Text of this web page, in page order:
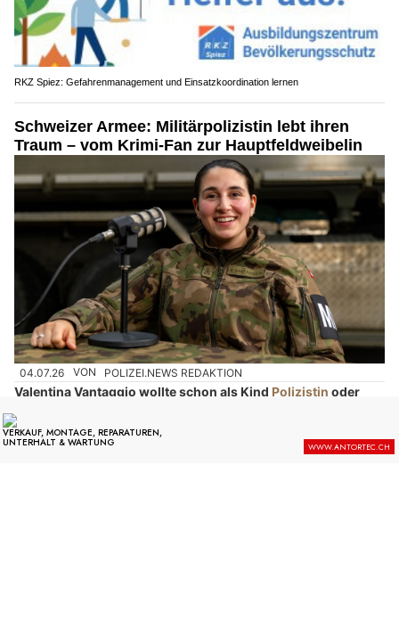
RKZ Spiez: Gefahrenmanagement und Einsatzkoordination lernen
Schweizer Armee: Militärpolizistin lebt ihren
Traum – vom Krimi-Fan zur Hauptfeldweibelin
04.07.26 VON POLIZEI.NEWS REDAKTION
Valentina Vantaggio wollte schon als Kind Polizistin oder
Unteroffizierin der Militärpolizei.